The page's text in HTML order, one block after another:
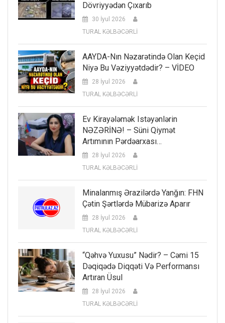
Dövriyyədən Çıxarıb
30 İyul 2026
TURAL KƏLBƏCƏRLİ
AAYDA-Nın Nəzarətində Olan Keçid
Niyə Bu Vəziyyətdədir? – VİDEO
28 İyul 2026
TURAL KƏLBƏCƏRLİ
Ev Kirayələmək Istəyənlərin
NƏZƏRİNƏ! – Süni Qiymət
Artımının Pərdəarxası…
28 İyul 2026
TURAL KƏLBƏCƏRLİ
Minalanmış Ərazilərdə Yanğın: FHN
Çətin Şərtlərdə Mübarizə Aparır
28 İyul 2026
TURAL KƏLBƏCƏRLİ
“Qəhvə Yuxusu” Nədir? – Cəmi 15
Dəqiqədə Diqqəti Və Performansı
Artıran Üsul
28 İyul 2026
TURAL KƏLBƏCƏRLİ